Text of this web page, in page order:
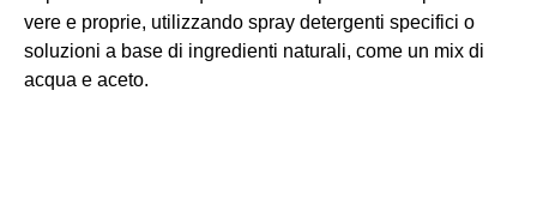
vere e proprie, utilizzando spray detergenti specifici o
soluzioni a base di ingredienti naturali, come un mix di
acqua e aceto.